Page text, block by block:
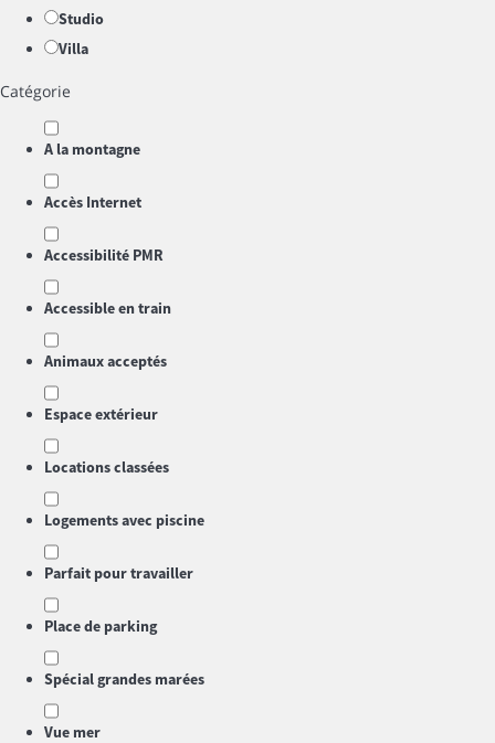
Studio
Villa
Catégorie
A la montagne
Accès Internet
Accessibilité PMR
Accessible en train
Animaux acceptés
Espace extérieur
Locations classées
Logements avec piscine
Parfait pour travailler
Place de parking
Spécial grandes marées
Vue mer